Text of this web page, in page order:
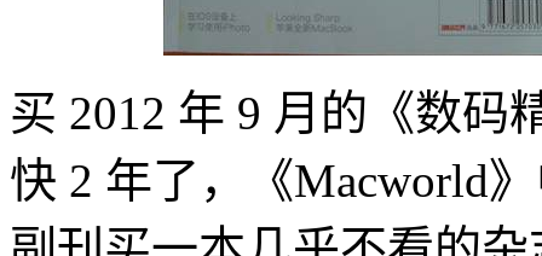
买 2012 年 9 月的《数
快 2 年了，《Macworld